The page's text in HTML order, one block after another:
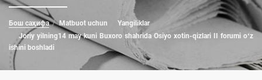
Бош саҳифа Matbuot uchun
Yangiliklar
Joriy yilning14 may kuni Buxoro shahrida Osiyo xotin-qizlari II forumi oʻz
ishini boshladi